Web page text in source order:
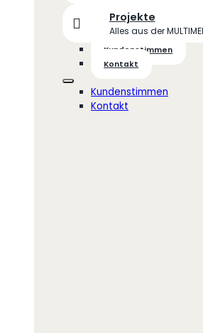
Projekte
Alles aus der
Kundenstimmen
Kontakt
Kundenstimmen
Kontakt